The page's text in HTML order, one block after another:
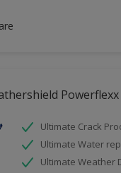
Powerflexx
Ultimate Crack
Ultimate Water
Ultimate Weather